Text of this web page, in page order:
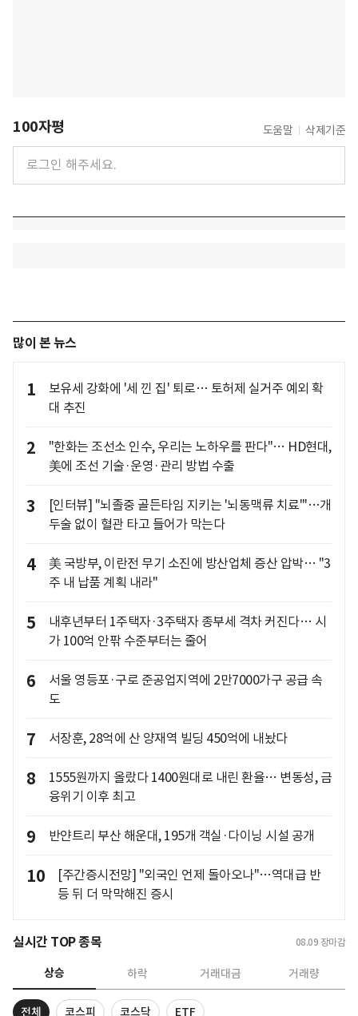
100자평 도움말 삭제기준
많이 본 뉴스
1
보유세 강화에 '세 낀 집' 퇴로… 토허제 실거주 예외 확
대 추진
2
"한화는 조선소 인수, 우리는 노하우를 판다"… HD현대,
美에 조선 기술·운영·관리 방법 수출
3
[인터뷰] "뇌졸중 골든타임 지키는 '뇌동맥류 치료'"…개
두술 없이 혈관 타고 들어가 막는다
4
美 국방부, 이란전 무기 소진에 방산업체 증산 압박… "3
주 내 납품 계획 내라"
5
내후년부터 1주택자·3주택자 종부세 격차 커진다… 시
가 100억 안팎 수준부터는 줄어
6
서울 영등포·구로 준공업지역에 2만7000가구 공급 속
도
7 서장훈, 28억에 산 양재역 빌딩 450억에 내놨다
8
1555원까지 올랐다 1400원대로 내린 환율… 변동성, 금
융위기 이후 최고
9 반얀트리 부산 해운대, 195개 객실·다이닝 시설 공개
10
[주간증시전망] "외국인 언제 돌아오나"…역대급 반
등 뒤 더 막막해진 증시
실시간 TOP 종목 08.09 장마감
상승 하락 거래대금 거래량
전체 코스피 코스닥 ETF